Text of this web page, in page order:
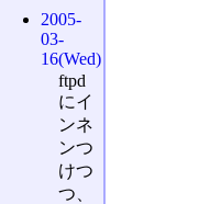
2005-
03-
16(Wed)
ftpd
にイ
ンネ
ンつ
けつ
つ、